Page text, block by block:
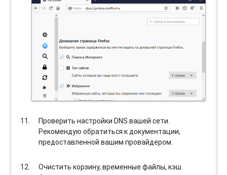
Проверить настройки DNS вашей сети.
Рекомендую обратиться к документации,
предоставленной вашим провайдером.
Очистить корзину, временные файлы, кэш